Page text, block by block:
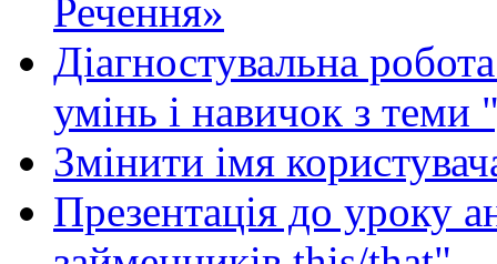
Речення»
Діагностувальна
умінь і навичок з теми
Змінити імя
Презентація до уроку